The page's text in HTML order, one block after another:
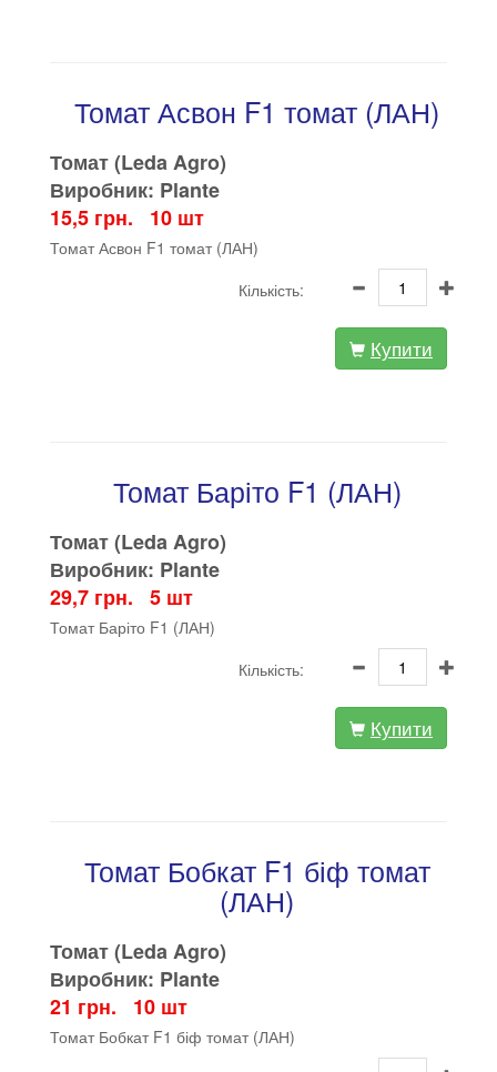
Томат Асвон F1 томат (ЛАН)
Томат (Leda Agro)
Виробник: Plante
15,5 грн. 10 шт
Томат Асвон F1 томат (ЛАН)
Кількість:
Купити
Томат Баріто F1 (ЛАН)
Томат (Leda Agro)
Виробник: Plante
29,7 грн. 5 шт
Томат Баріто F1 (ЛАН)
Кількість:
Купити
Томат Бобкат F1 біф томат
(ЛАН)
Томат (Leda Agro)
Виробник: Plante
21 грн. 10 шт
Томат Бобкат F1 біф томат (ЛАН)